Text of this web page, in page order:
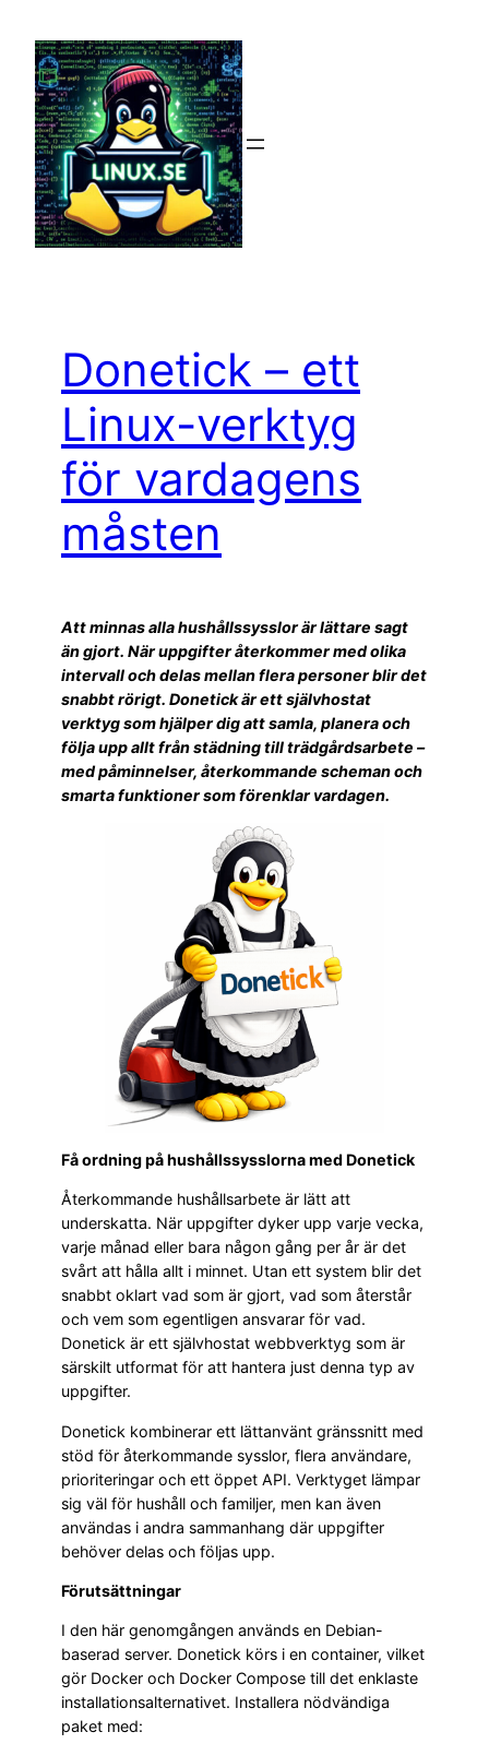
innehåll
Donetick – ett
Linux-verktyg
för vardagens
måsten
Att minnas alla hushållssysslor är lättare sagt
än gjort. När uppgifter återkommer med olika
intervall och delas mellan flera personer blir det
snabbt rörigt. Donetick är ett självhostat
verktyg som hjälper dig att samla, planera och
följa upp allt från städning till trädgårdsarbete –
med påminnelser, återkommande scheman och
smarta funktioner som förenklar vardagen.
Få ordning på hushållssysslorna med Donetick
Återkommande hushållsarbete är lätt att
underskatta. När uppgifter dyker upp varje vecka,
varje månad eller bara någon gång per år är det
svårt att hålla allt i minnet. Utan ett system blir det
snabbt oklart vad som är gjort, vad som återstår
och vem som egentligen ansvarar för vad.
Donetick är ett självhostat webbverktyg som är
särskilt utformat för att hantera just denna typ av
uppgifter.
Donetick kombinerar ett lättanvänt gränssnitt med
stöd för återkommande sysslor, flera användare,
prioriteringar och ett öppet API. Verktyget lämpar
sig väl för hushåll och familjer, men kan även
användas i andra sammanhang där uppgifter
behöver delas och följas upp.
Förutsättningar
I den här genomgången används en Debian-
baserad server. Donetick körs i en container, vilket
gör Docker och Docker Compose till det enklaste
installationsalternativet. Installera nödvändiga
paket med: